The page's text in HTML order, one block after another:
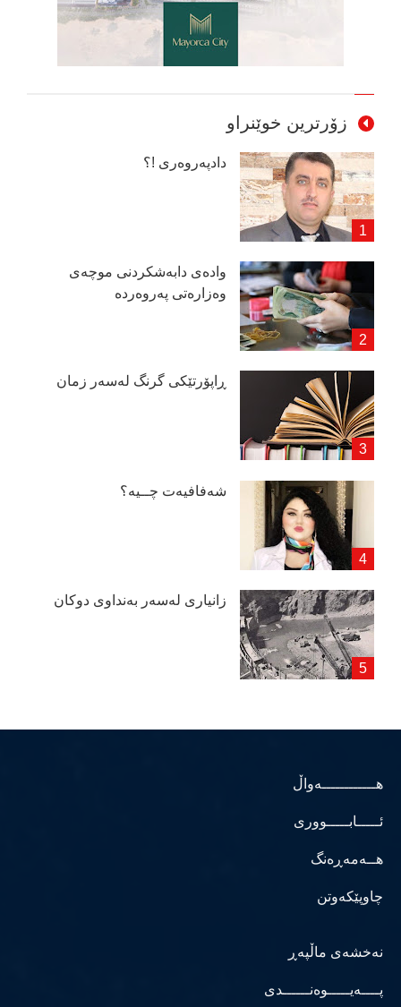
زۆرترین خوێنراو
دادپەروەری !؟
وادەی دابەشكردنی موچەی
وەزارەتی پەروەردە
ڕاپۆرتێكی گرنگ لەسەر زمان
شەفافیەت چــیە؟
زانیاری لەسەر بەنداوی دوكان
هــــــــــــەواڵ
ئـــــابـــــووری
هــەمەڕەنگ
چاوپێکەوتن
نەخشەی ماڵپەڕ
پــــەیـــــوەنــــــدی